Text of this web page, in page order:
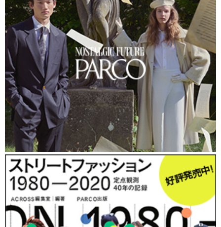
「全身を平成ギャルの感じで合わせようと思ってベルトもつけました」とい
う男性。ギャルのみならずギャル男￥のリバイバルも始まっている
（https://www.web-across.com/observe/ppce54000003btp9.html）。
（右）自作のスタッズベルトを着用していた男性。「ベルトは2個付けする
とボリュームも出て結構いい感じ」と話す（https://www.web-